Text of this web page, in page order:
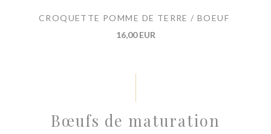
CROQUETTE POMME DE TERRE / BOEUF
16,00 EUR
Bœufs de maturation